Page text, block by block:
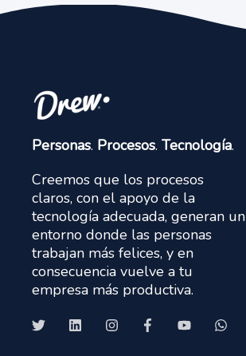
Personas. Procesos. Tecnología.
Creemos que los procesos
claros, con el apoyo de la
tecnología adecuada, generan un
entorno donde las personas
trabajan más felices, y en
consecuencia vuelve a tu
empresa más productiva.